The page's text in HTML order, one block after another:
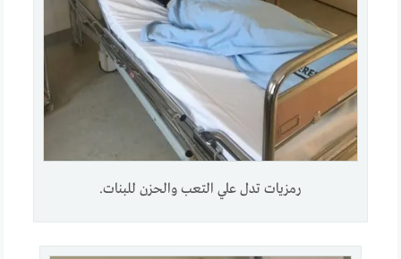
رمزيات تدل علي التعب والحزن للبنات.